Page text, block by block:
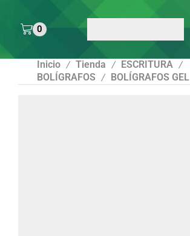
0
Inicio / Tienda / ESCRITURA /
BOLÍGRAFOS / BOLÍGRAFOS GEL